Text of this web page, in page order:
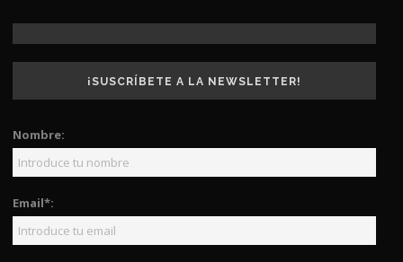
¡SUSCRÍBETE A LA NEWSLETTER!
Nombre:
Email*: